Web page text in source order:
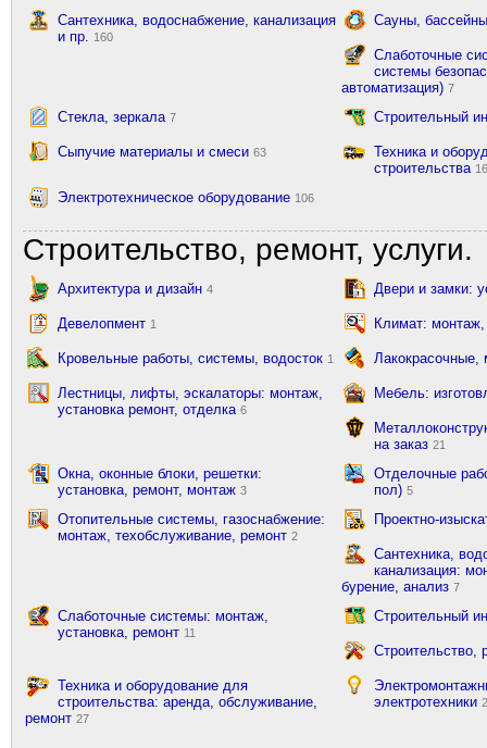
Сантехника, водоснабжение, канализация
и пр.
160
Сауны,
Слаботочные
системы
автоматизация) 7
Стекла, зеркала 7 Строительный
Сыпучие материалы и смеси 63
Техника и
строительства
Электротехническое оборудование 106
Строительство, ремонт, услуги.
Архитектура и дизайн 4 Двери и замки:
Девелопмент 1 Климат:
Кровельные работы, системы, водосток 1
Лестницы, лифты, эскалаторы: монтаж,
установка ремонт, отделка 6
Мебель:
на заказ 21
Окна, оконные блоки, решетки:
установка, ремонт, монтаж 3
Отделочные
пол) 5
Отопительные системы, газоснабжение:
монтаж, техобслуживание, ремонт 2
Проектно-
Сантехника,
канализация:
бурение, анализ 7
Слаботочные системы: монтаж,
установка, ремонт 11
Строительный
Строительство,
Техника и оборудование для
строительства: аренда, обслуживание,
ремонт 27
электротехники